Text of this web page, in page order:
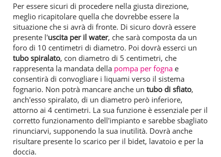
Per essere sicuri di procedere nella giusta direzione,
meglio ricapitolare quella che dovrebbe essere la
situazione che si avrà di fronte. Di sicuro dovrà essere
presente l'uscita per il water, che sarà composta da un
foro di 10 centimetri di diametro. Poi dovrà esserci un
tubo spiralato, con diametro di 5 centimetri, che
rappresenta la mandata della pompa per fogna e
consentirà di convogliare i liquami verso il sistema
fognario. Non potrà mancare anche un tubo di sfiato,
anch'esso spiralato, di un diametro però inferiore,
attorno ai 4 centimetri. La sua funzione è essenziale per il
corretto funzionamento dell'impianto e sarebbe sbagliato
rinunciarvi, supponendo la sua inutilità. Dovrà anche
risultare presente lo scarico per il bidet, lavatoio e per la
doccia.